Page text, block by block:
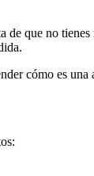
que no
cómo es